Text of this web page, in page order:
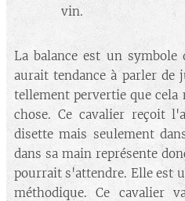
vin.
La balance est un
aurait tendance à parler de
tellement pervertie que cela
chose. Ce cavalier reçoit
disette mais seulement
dans sa main représente
pourrait s'attendre. Elle est
méthodique. Ce cavalier